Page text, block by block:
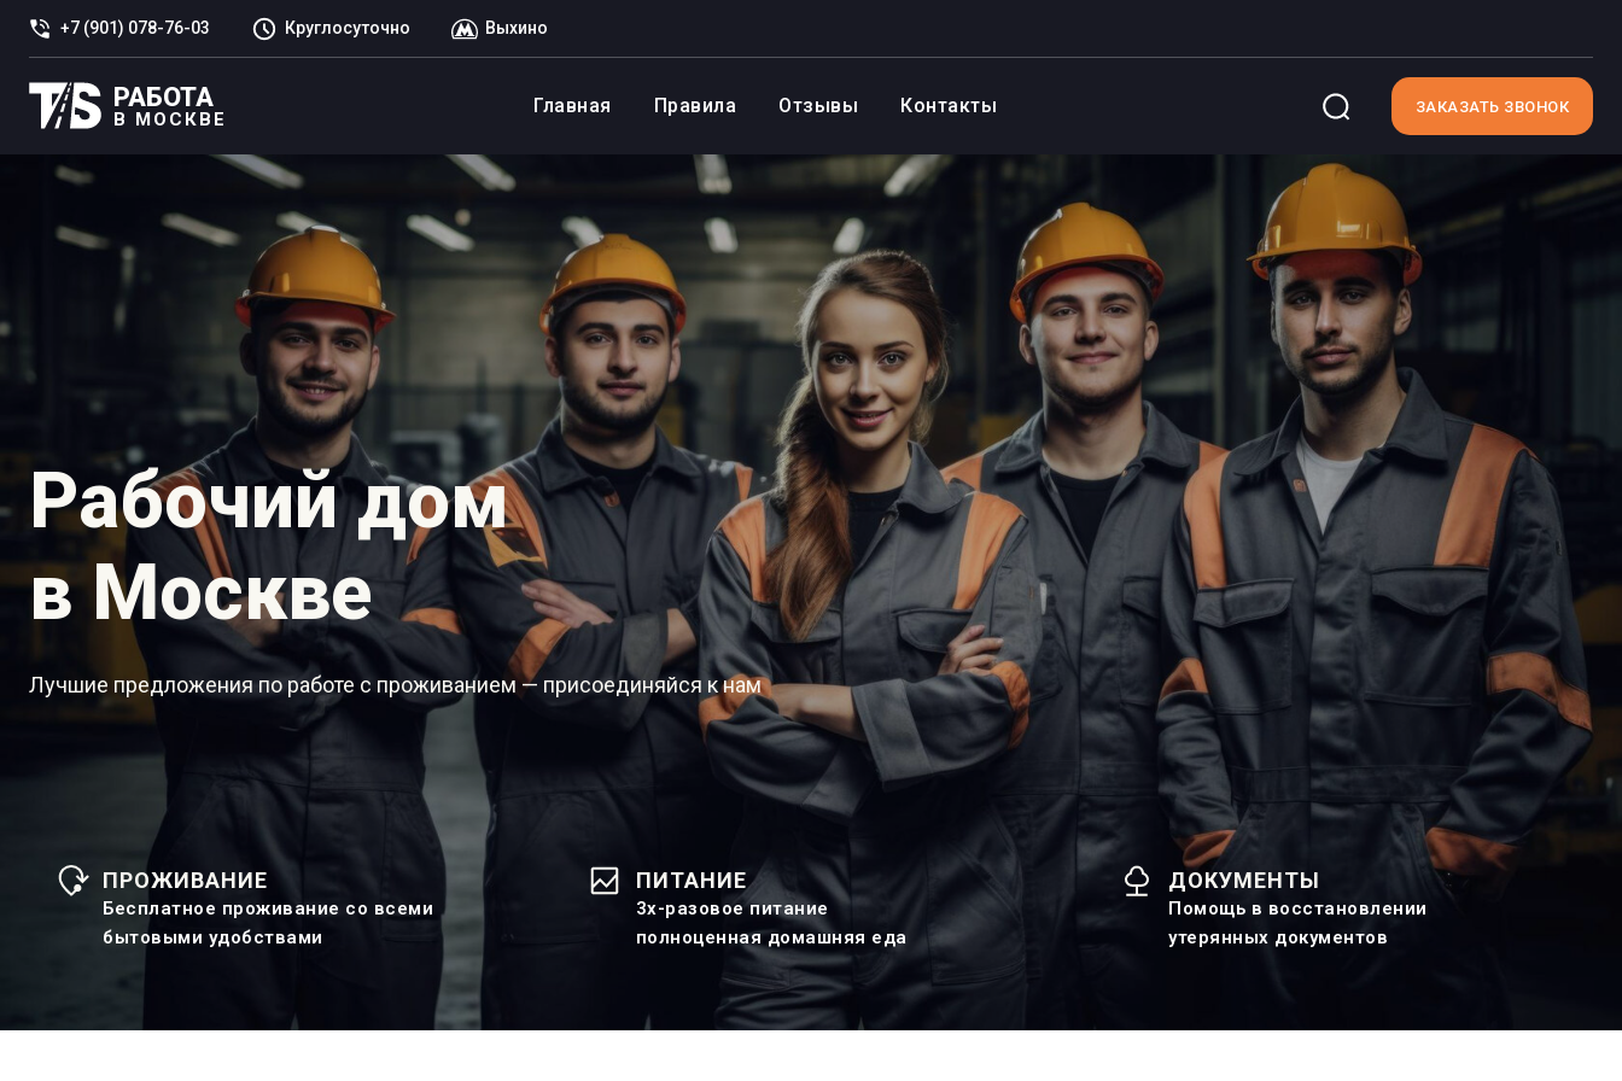
+7 (901) 078-76-03 Круглосуточно Выхино
РАБОТА
В МОСКВЕ
Главная Правила Отзывы Контакты ЗАКАЗАТЬ ЗВОНОК
Рабочий дом
в Москве
Лучшие предложения по работе с проживанием — присоединяйся к нам
ПРОЖИВАНИЕ
Бесплатное проживание со всеми
бытовыми удобствами
ПИТАНИЕ
3х-разовое питание
полноценная домашняя еда
ДОКУМЕНТЫ
Помощь в восстановлении
утерянных документов